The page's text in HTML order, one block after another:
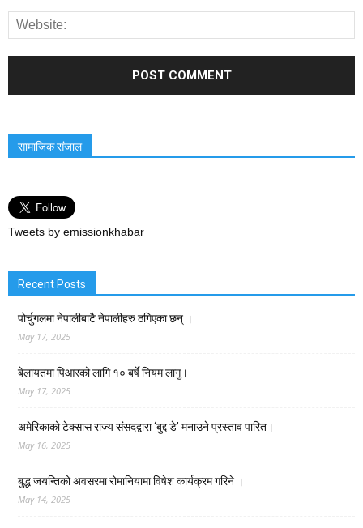
सामाजिक संजाल
Tweets by emissionkhabar
Recent Posts
पोर्चुगलमा नेपालीबाटै नेपालीहरु ठगिएका छन् ।
May 17, 2025
बेलायतमा पिआरको लागि १० बर्षे नियम लागु।
May 17, 2025
अमेरिकाको टेक्सास राज्य संसदद्वारा ‘बुद्द डे’ मनाउने प्रस्ताव पारित।
May 16, 2025
बुद्ध जयन्तिको अवसरमा रोमानियामा विषेश कार्यक्रम गरिने ।
May 14, 2025